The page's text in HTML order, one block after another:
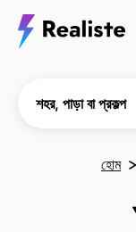
শহর, পাড়া বা প্রকল্প
হোম